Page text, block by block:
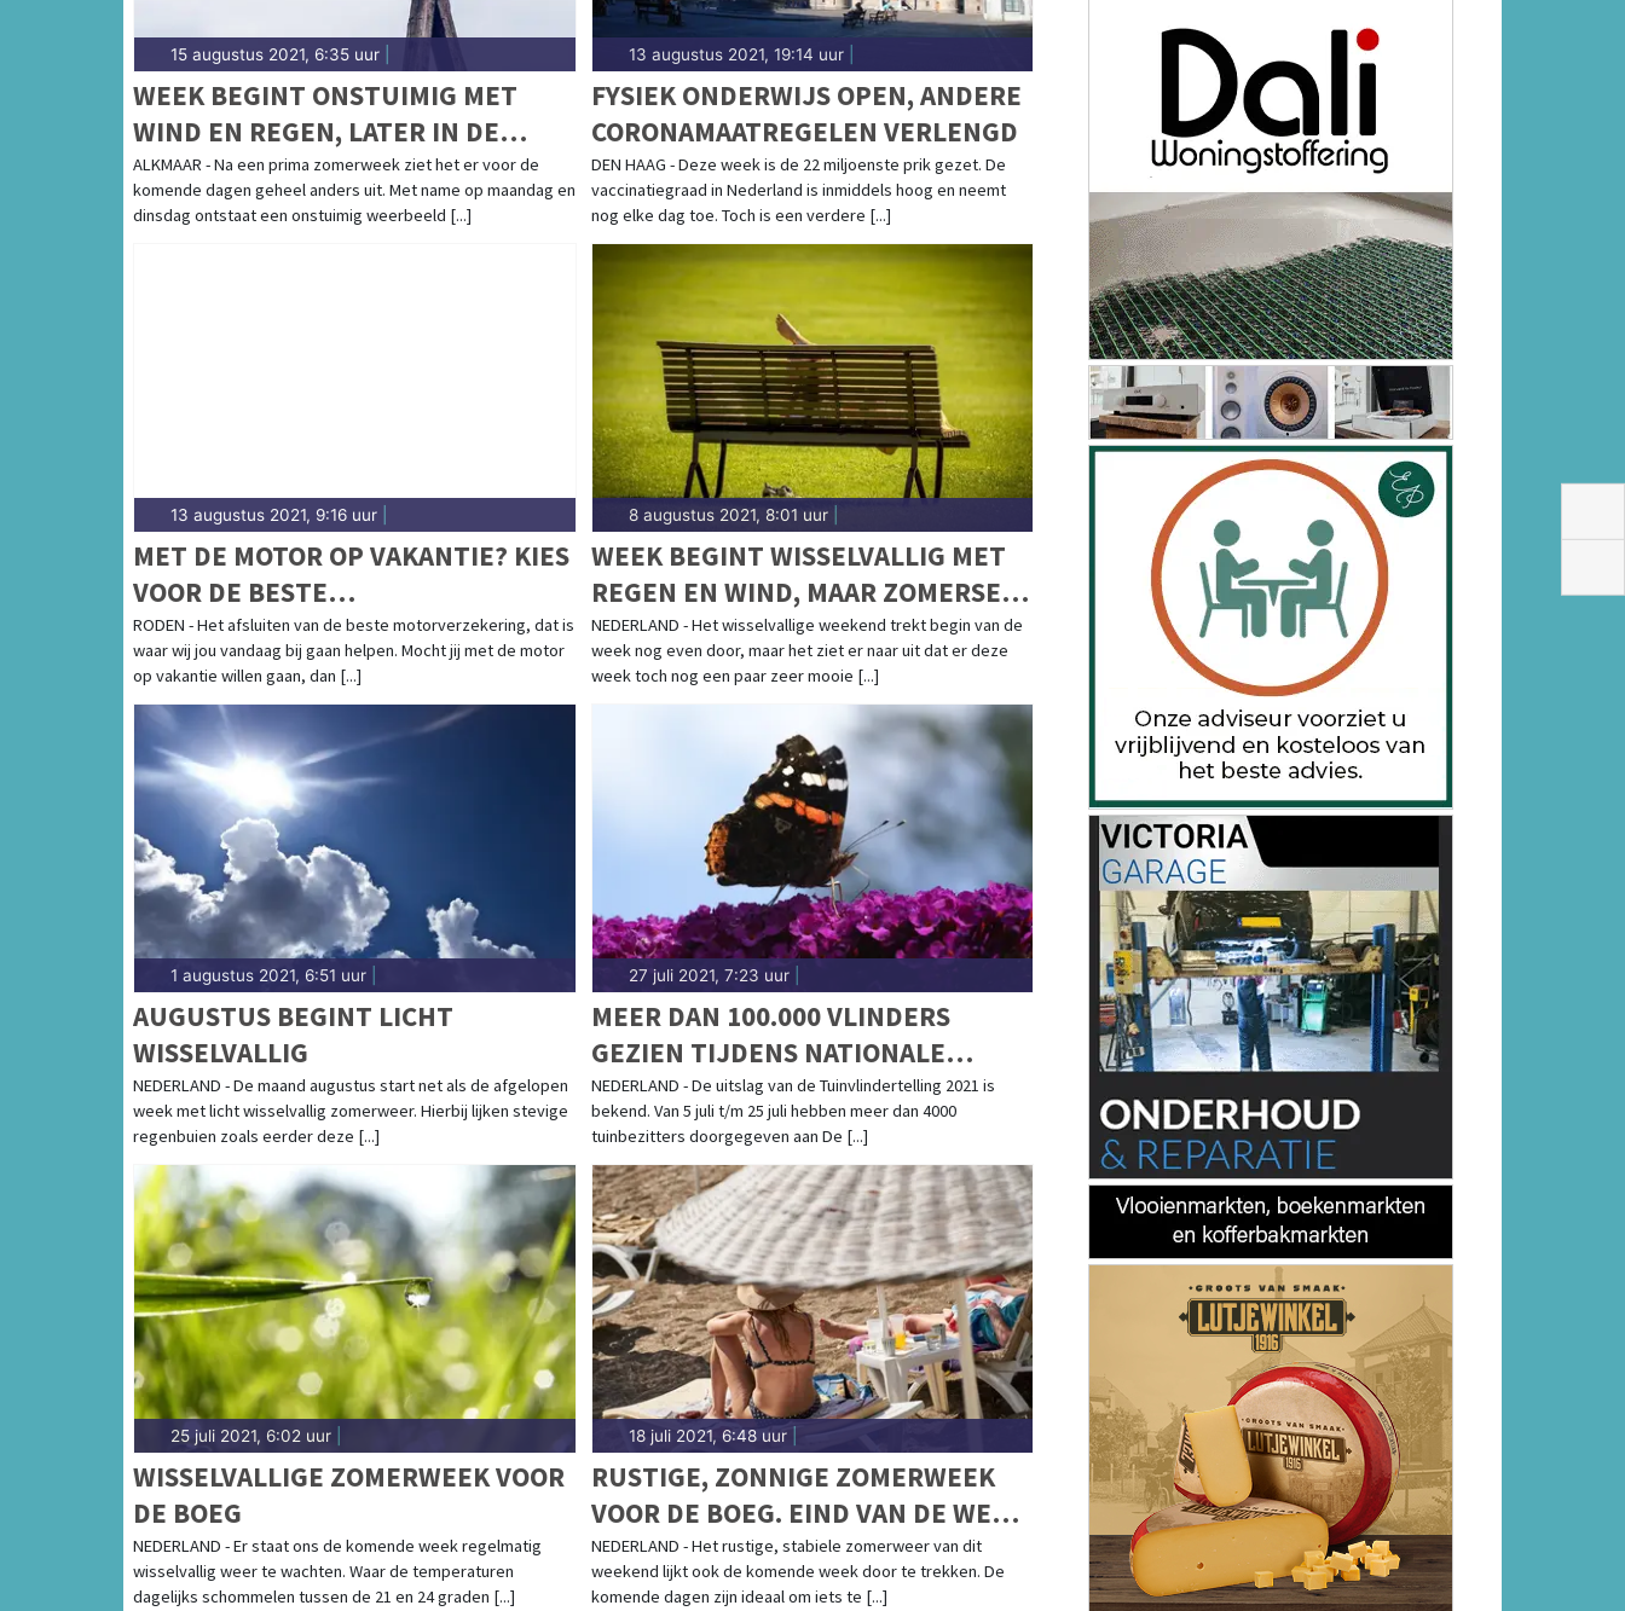
15 augustus 2021, 6:35 uur
WEEK BEGINT ONSTUIMIG MET
WIND EN REGEN, LATER IN DE
WEEK RUSTIGER
ALKMAAR - Na een prima zomerweek ziet het er voor de
komende dagen geheel anders uit. Met name op maandag en
dinsdag ontstaat een onstuimig weerbeeld [...]
13 augustus 2021, 19:14 uur|
FYSIEK ONDERWIJS OPEN, ANDERE
CORONAMAATREGELEN VERLENGD
DEN HAAG - Deze week is de 22 miljoenste prik gezet. De
vaccinatiegraad in Nederland is inmiddels hoog en neemt
nog elke dag toe. Toch is een verdere [...]
13 augustus 2021, 9:16 uur
MET DE MOTOR OP VAKANTIE? KIES
VOOR DE BESTE
MOTORVERZEKERING!
RODEN - Het afsluiten van de beste motorverzekering, dat is
waar wij jou vandaag bij gaan helpen. Mocht jij met de motor
op vakantie willen gaan, dan [...]
8 augustus 2021, 8:01 uur|
WEEK BEGINT WISSELVALLIG MET
REGEN EN WIND, MAAR ZOMERSE
DAGEN ZIJN OP KOMST
NEDERLAND - Het wisselvallige weekend trekt begin van de
week nog even door, maar het ziet er naar uit dat er deze
week toch nog een paar zeer mooie [...]
1 augustus 2021, 6:51 uur
AUGUSTUS BEGINT LICHT
WISSELVALLIG
NEDERLAND - De maand augustus start net als de afgelopen
week met licht wisselvallig zomerweer. Hierbij lijken stevige
regenbuien zoals eerder deze [...]
27 juli 2021, 7:23 uur|
MEER DAN 100.000 VLINDERS
GEZIEN TIJDENS NATIONALE
TUINVLINDERTELLING
NEDERLAND - De uitslag van de Tuinvlindertelling 2021 is
bekend. Van 5 juli t/m 25 juli hebben meer dan 4000
tuinbezitters doorgegeven aan De [...]
25 juli 2021, 6:02 uur
WISSELVALLIGE ZOMERWEEK VOOR
DE BOEG
NEDERLAND - Er staat ons de komende week regelmatig
wisselvallig weer te wachten. Waar de temperaturen
dagelijks schommelen tussen de 21 en 24 graden [...]
18 juli 2021, 6:48 uur|
RUSTIGE, ZONNIGE ZOMERWEEK
VOOR DE BOEG. EIND VAN DE WEEK
WARMER MET KANS OP ONWEER
NEDERLAND - Het rustige, stabiele zomerweer van dit
weekend lijkt ook de komende week door te trekken. De
komende dagen zijn ideaal om iets te [...]